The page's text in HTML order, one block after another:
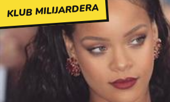
KLUB MILIJARDERA